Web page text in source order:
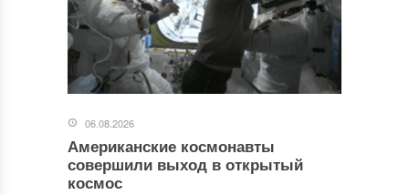
06.08.2026
Американские космонавты
совершили выход в открытый
космос